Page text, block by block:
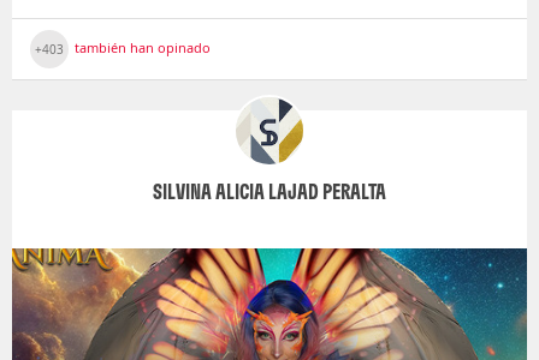
+403 también han opinado
SILVINA ALICIA LAJAD PERALTA